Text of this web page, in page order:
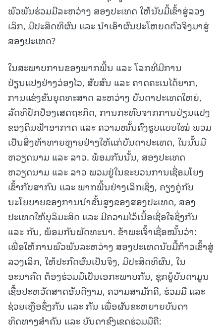
ພົວພັນຮ່ວມມືລະຫວ່າງ ສອງປະເທດ ໃຫ້ນັບມື້ເຂົ້າສູ່ລວງ
ເລິກ, ມີປະສິດທິຜົນ ແລະ ນຳເອົາຜົນປະໂຫຍດຕົວຈິງມາສູ່
ສອງປະເທດ?
ໃນສະພາບການຂອງພາກພື້ນ ແລະ ໂລກທີ່ມີການ
ປ່ຽນແປງຢ່າງວ່ອງໄວ, ສັບສົນ ແລະ ຄາດຄະເນໄດ້ຍາກ,
ການແຂ່ງຂັນຍຸດທະສາດ ລະຫວ່າງ ບັນດາປະເທດໃຫຍ່,
ລັດທິປົກປ້ອງເສດຖະກິດ, ການກະທົບຈາກການປ່ຽນແປງ
ຂອງດິນຟ້າອາກາດ ແລະ ຄວາມໝັ້ນຄົງຮູບແບບໃໝ່ ພວມ
ເປັນສິ່ງທ້າທາຍຫຼາຍຢ່າງໃຫ້ແກ່ບັນດາປະເທດ, ໃນນັ້ນມີ
ຫວຽດນາມ ແລະ ລາວ. ພ້ອມກັນນັ້ນ, ສອງປະເທດ
ຫວຽດນາມ ແລະ ລາວ ພວມຢູ່ໃນຂະບວນການເຊື່ອມໂຍງ
ເຂົ້າກັບສາກົນ ແລະ ພາກພື້ນຢ່າງເລິກເຊິ່ງ, ຄຽງຄູ່ກັບ
ນະໂຍບາຍຂອງການນຳຂັ້ນສູງຂອງສອງປະເທດ, ສອງ
ປະເທດໃຫ້ບຸລິມະສິດ ແລະ ມີຄວາມໄວ້ເນື້ອເຊື່ອໃຈຊຶ່ງກັນ
ແລະ ກັນ, ພ້ອມກັນພັດທະນາ. ຂ້າພະເຈົ້າເຊື່ອໝັ້ນວ່າ:
ເພື່ອໃຫ້ການພົວພັນລະຫວ່າງ ສອງປະເທດນັບມື້ກ້າວເຂົ້າສູ່
ລວງເລິກ, ໃຫ້ປະກົດຜົນເປັນຈິງ, ມີປະສິດທິຜົນ, ໃນ
ອະນາຄົດ ຕ້ອງຮ່ວມມືເປັນເອກະພາບກັນ, ຊຸກຍູ້ບັນດາມູນ
ເຊື້ອປະຫວັດສາດອັນດີງາມ, ຄວາມສາມັກຄີ, ຮ່ວມມື ແລະ
ຊ່ວຍເຫຼືອຊຶ່ງກັນ ແລະ ກັນ ເພື່ອຜັນຂະຫຍາຍບັນດາ
ທິດທາງສຳຄັນ ແລະ ບັນດາຂົງເຂດຮ່ວມມືຄື: